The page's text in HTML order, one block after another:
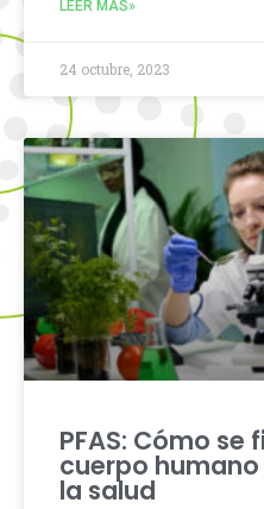
LEER MÁS»
24 octubre, 2023
PFAS: Cómo se
cuerpo
la salud